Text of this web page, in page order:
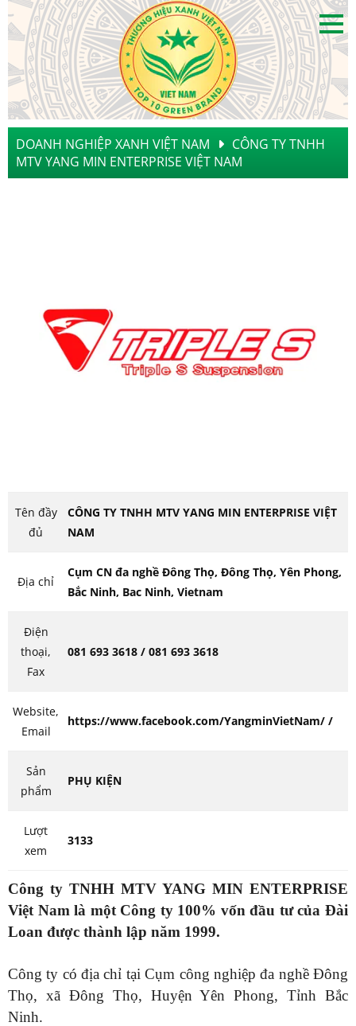
DOANH NGHIỆP XANH VIỆT NAM
CÔNG TY TNHH
MTV YANG MIN ENTERPRISE VIỆT NAM
Tên đầy
đủ
CÔNG TY TNHH MTV YANG MIN ENTERPRISE VIỆT
NAM
Địa chỉ
Cụm CN đa nghề Đông Thọ, Đông Thọ, Yên Phong,
Bắc Ninh, Bac Ninh, Vietnam
Điện
thoại,
Fax
081 693 3618 / 081 693 3618
Website,
Email
https://www.facebook.com/YangminVietNam/ /
Sản
phẩm
PHỤ KIỆN
Lượt
xem
3133
Công ty TNHH MTV YANG MIN ENTERPRISE
Việt Nam là một Công ty 100% vốn đầu tư của Đài
Loan được thành lập năm 1999.
Công ty có địa chỉ tại Cụm công nghiệp đa nghề Đông
Thọ, xã Đông Thọ, Huyện Yên Phong, Tỉnh Bắc
Ninh.